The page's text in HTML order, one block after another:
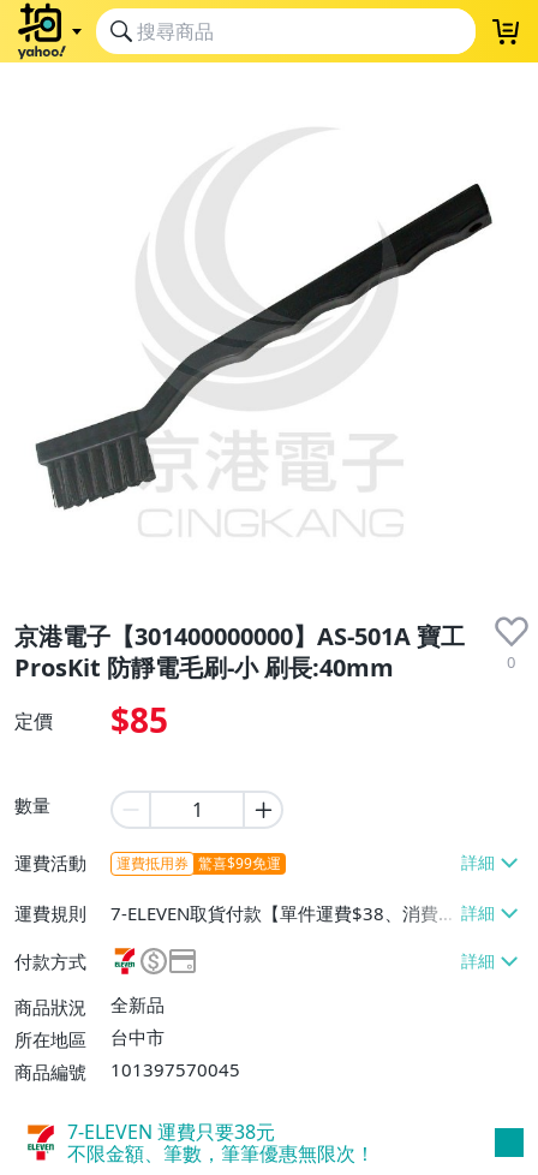
京港電子【301400000000】AS-501A 寶工
ProsKit 防靜電毛刷-小 刷長:40mm
0
定價 $85
數量
運費活動 運費抵用券 驚喜$99免運
運費規則
7-ELEVEN取貨付款【單件運費$38、消費滿
$3000免運費】、7-ELEVEN取貨不付款
【單件運費$38、消費滿$3000免運費】、
宅配/貨運【單件運費$120、消費滿$3000
免運費】、面交/自取/不寄送【免運費】
付款方式
商品狀況
全新品
所在地區
台中市
商品編號
101397570045
7-ELEVEN 運費只要38元
不限金額、筆數，筆筆優惠無限次！